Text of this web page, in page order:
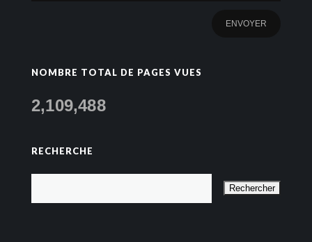
NOMBRE TOTAL DE PAGES VUES
2,109,488
RECHERCHE